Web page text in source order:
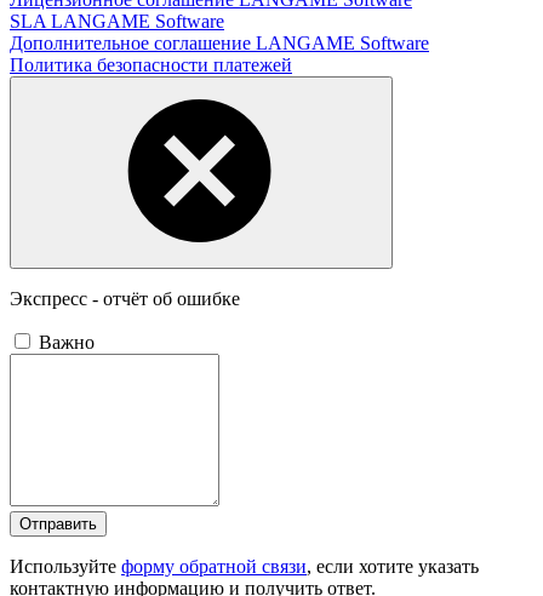
SLA LANGAME Software
Дополнительное соглашение LANGAME Software
Политика безопасности платежей
Экспресс - отчёт об ошибке
Важно
Отправить
Используйте форму обратной связи, если хотите указать
контактную информацию и получить ответ.